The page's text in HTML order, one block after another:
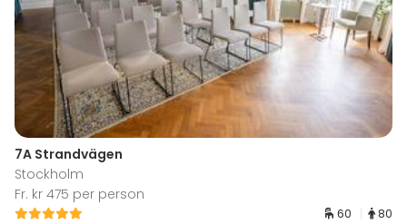
7A Strandvägen
Stockholm
Fr. kr 475 per person
60 80